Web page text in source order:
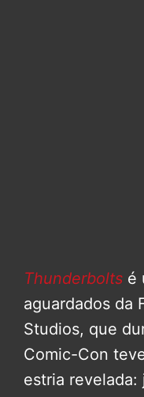
Thunderbolts é
aguardados da
Studios, que
Comic-Con
estria